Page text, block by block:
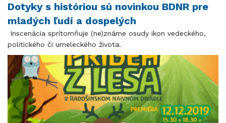
Dotyky s históriou sú novinkou BDNR pre
mladých ľudí a dospelých
Inscenácia sprítomňuje (ne)známe osudy ikon vedeckého,
politického či umeleckého života.